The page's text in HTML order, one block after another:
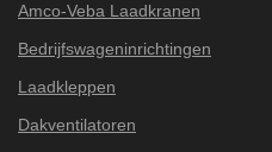
Amco-Veba Laadkranen
Bedrijfswageninrichtingen
Laadkleppen
Dakventilatoren